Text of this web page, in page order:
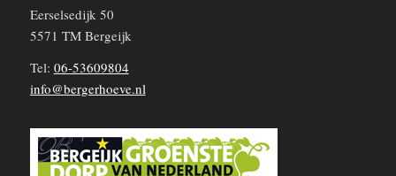
Eerselsedijk 50
5571 TM Bergeijk
Tel: 06-53609804
info@bergerhoeve.nl